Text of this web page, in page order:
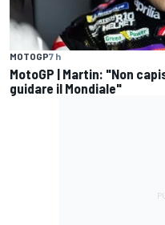
MOTOGP7 h
MotoGP | Martin: "Non
guidare il Mondiale"